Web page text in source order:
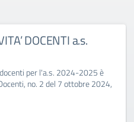
DOCENTI a.s.
per l'a.s. 2024-2025 è
no. 2 del 7 ottobre 2024,